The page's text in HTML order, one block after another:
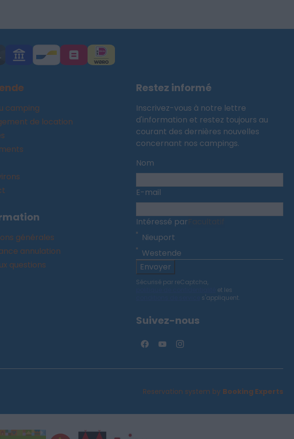
camping
de location
générales
annulation
questions
Restez informé
Inscrivez-vous à notre lettre
d'information et restez toujours au
courant des dernières nouvelles
concernant nos campings.
Nom
E-mail
Intéressé par
Nieuport
Westende
Envoyer
Sécurisé par reCaptcha,
et les
s'appliquent.
Suivez-nous
Reservation system by Booking Experts